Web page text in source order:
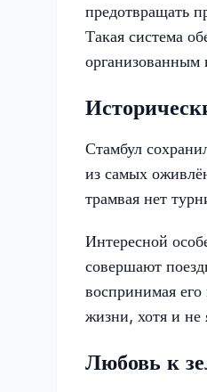
предотвращать
Такая система
Стамбул
из самых
трамвая нет
Интересной
совершают
воспринимая его
жизни, хотя и не
Любовь к